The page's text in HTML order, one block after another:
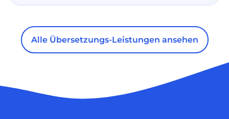
Alle Übersetzungs-Leistungen ansehen